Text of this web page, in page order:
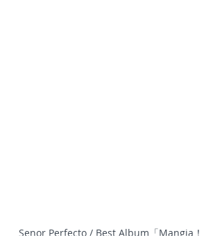
Senor Perfecto / Best Album「Mangia！